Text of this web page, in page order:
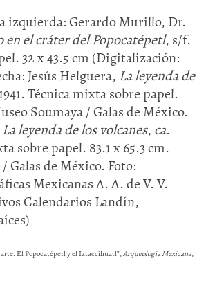
izquierda: Gerardo Murillo, Dr.
el cráter del Popocatépetl, s/f.
32 x 43.5 cm (Digitalización:
Jesús Helguera, La leyenda de
Técnica mixta sobre papel.
Soumaya / Galas de México.
La leyenda de los volcanes, ca.
sobre papel. 83.1 x 65.3 cm.
Galas de México. Foto:
Mexicanas A. A. de V. V.
Calendarios Landín,
arte. El Popocatépetl y el Iztaccíhuatl”,Arqueología Mexicana,